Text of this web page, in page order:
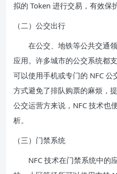
拟的 Token 进行交易，有效保
（二）公交出行
在公交、地铁等公共交通领
应用。许多城市的公交系统都
可以使用手机或专门的 NFC
方式避免了排队购票的麻烦，
公交运营方来说，NFC 技术也
析。
（三）门禁系统
NFC 技术在门禁系统中的